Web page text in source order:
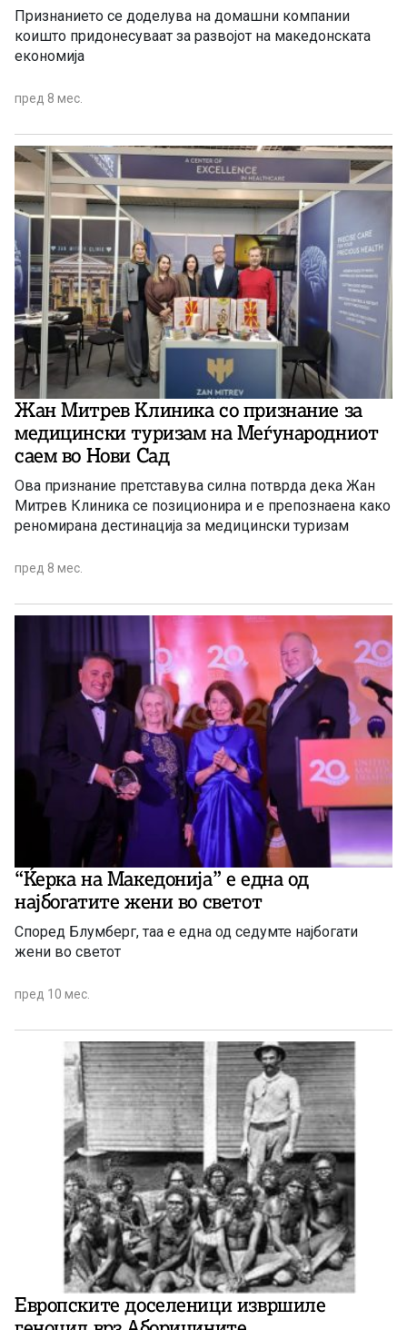
Признанието се доделува на домашни компании
коишто придонесуваат за развојот на македонската
економија
пред 8 мес.
Жан Митрев Клиника со признание за
медицински туризам на Меѓународниот
саем во Нови Сад
Ова признание претставува силна потврда дека Жан
Митрев Клиника се позиционира и е препознаена како
реномирана дестинација за медицински туризам
пред 8 мес.
“Ќерка на Македонија” е една од
најбогатите жени во светот
Според Блумберг, таа е една од седумте најбогати
жени во светот
пред 10 мес.
Европските доселеници извршиле